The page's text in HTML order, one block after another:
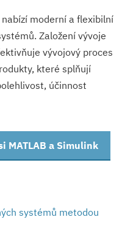
moderní a flexibilní
Založení vývoje
vývojový proces
které splňují
účinnost
MATLAB a Simulink
systémů metodou